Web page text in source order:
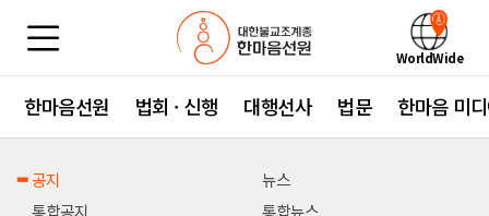
WorldWide
한마음선원 법회 · 신행 대행선사 법문 한마음 미
공지
뉴스
통합공지
통합뉴스